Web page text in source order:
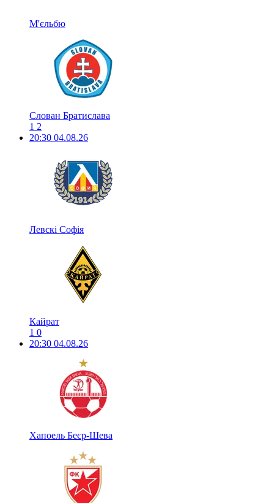
М'єльбю
Слован Братислава
1 2
20:30 04.08.26
Левскі Софія
Кайрат
1 0
20:30 04.08.26
Хапоель Беєр-Шева